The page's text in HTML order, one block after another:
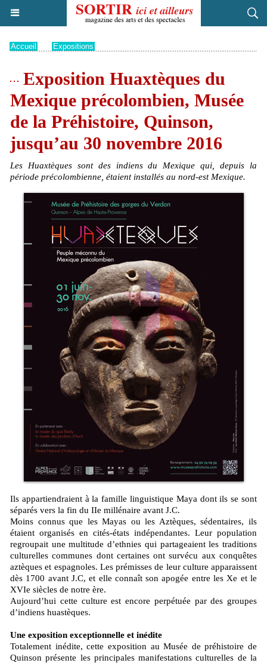
Accueil Expositions
Exposition Huaxtèques du
Mexique précolombien, Musée
de la Préhistoire, Quinson,
jusqu’au 30 novembre 2016
Les Huaxtèques sont des indiens du Mexique qui, depuis la
période précolombienne, étaient installés au nord-est Mexique.
Ils appartiendraient à la famille linguistique Maya dont ils se sont
séparés vers la fin du IIe millénaire avant J.C.
Moins connus que les Mayas ou les Aztèques, sédentaires, ils
étaient organisés en cités-états indépendantes. Leur population
regroupait une multitude d’ethnies qui partageaient les traditions
culturelles communes dont certaines ont survécu aux conquêtes
aztèques et espagnoles. Les prémisses de leur culture apparaissent
dès 1700 avant J.C, et elle connaît son apogée entre les Xe et le
XVIe siècles de notre ère.
Aujourd’hui cette culture est encore perpétuée par des groupes
d’indiens huastèques.
Une exposition exceptionnelle et inédite
Totalement inédite, cette exposition au Musée de préhistoire de
Quinson présente les principales manifestations culturelles de la